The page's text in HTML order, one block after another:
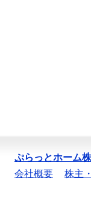
ぷらっとホーム
会社概要
株主